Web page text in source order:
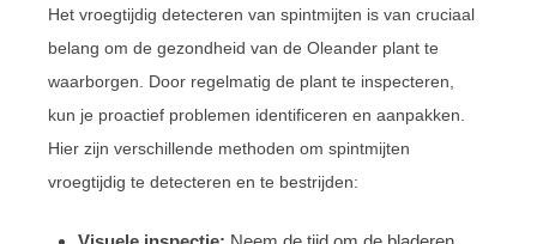
Het vroegtijdig detecteren van spintmijten is van cruciaal
belang om de gezondheid van de Oleander plant te
waarborgen. Door regelmatig de plant te inspecteren,
kun je proactief problemen identificeren en aanpakken.
Hier zijn verschillende methoden om spintmijten
vroegtijdig te detecteren en te bestrijden: